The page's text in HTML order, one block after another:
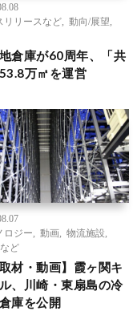
リリースなど
動向/展望
倉庫が60周年、「共
万㎡を運営
ロジー
動画 物流施設
ど
取材・動画】霞ヶ関キ
、川崎・東扇島の冷
庫を公開